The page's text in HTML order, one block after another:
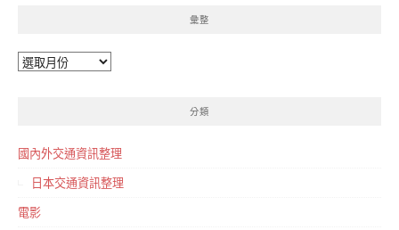
彙整
彙
分類
國內外交通資訊整理
日本交通資訊整理
電影